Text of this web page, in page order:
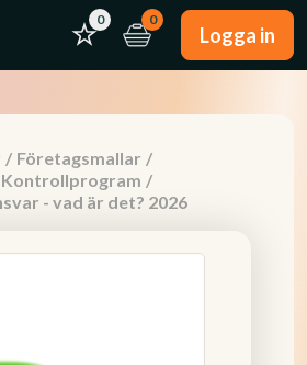
0 0
Logga in
/ Företagsmallar /
Kontrollprogram /
- vad är det? 2026